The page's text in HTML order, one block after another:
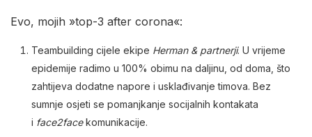
Evo, mojih »top-3 after corona«:
Teambuilding cijele ekipe Herman & partnerji. U vrijeme
epidemije radimo u 100% obimu na daljinu, od doma, što
zahtijeva dodatne napore i usklađivanje timova. Bez
sumnje osjeti se pomanjkanje socijalnih kontakata
i face2facekomunikacije.